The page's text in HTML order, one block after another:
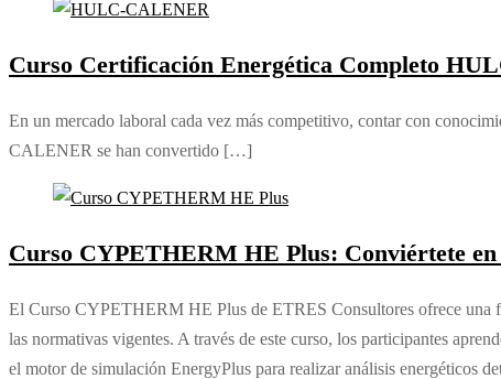
Curso Certificación Energética Completo
En un mercado laboral cada vez más competitivo, contar con
CALENER se han convertido […]
Curso CYPETHERM HE Plus: Conviértete
El Curso CYPETHERM HE Plus de ETRES Consultores ofrece una
las normativas vigentes. A través de este curso, los participantes
el motor de simulación EnergyPlus para realizar análisis energéticos